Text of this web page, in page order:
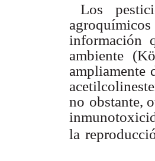
Los
agroquímicos
información
ambiente
ampliamente
no obstante,
la